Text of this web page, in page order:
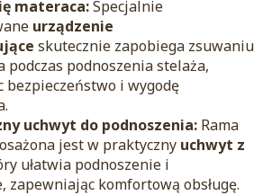
materaca:Specjalnie
urządzenie
skutecznie zapobiega zsuwaniu
podczas podnoszenia stelaża,
bezpieczeństwo i wygodę
uchwyt do podnoszenia: Rama
jest w praktyczny uchwyt z
ułatwia podnoszenie i
zapewniając komfortową obsługę.